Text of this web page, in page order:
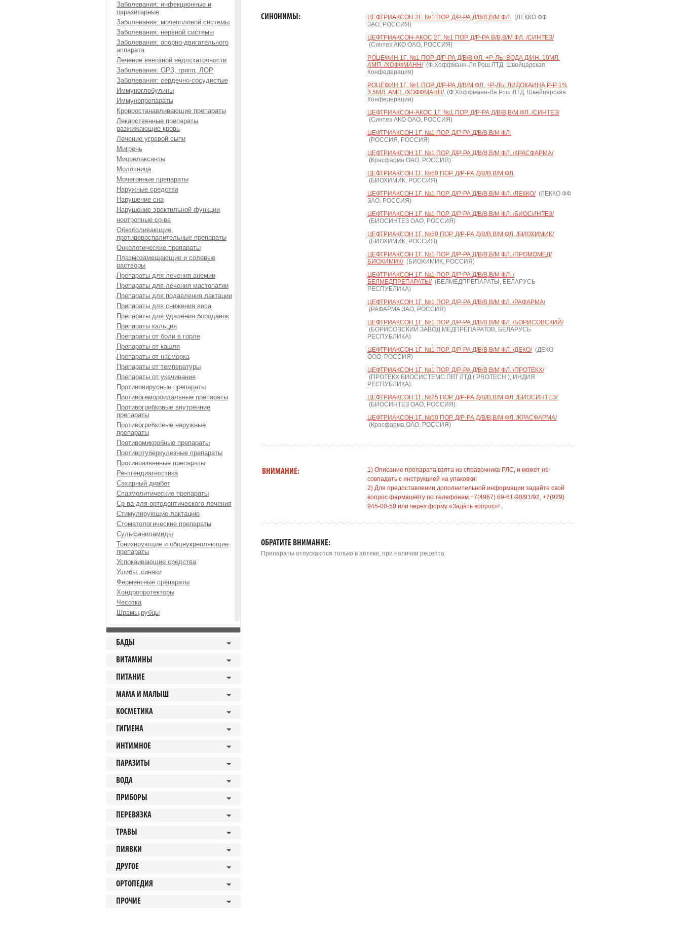
Заболевания: инфекционные и
паразитарные
Заболевания: мочеполовой системы
Заболевания: нервной системы
Заболевания: опорно-двигательного
аппарата
Лечение венозной недостаточности
Заболевания: ОРЗ, грипп, ЛОР
Заболевания: сердечно-сосудистые
Иммуноглобулины
Иммунопрепараты
Кровоостанавливающие препараты
Лекарственные препараты
разжижающие кровь
Лечение угревой сыпи
Мигрень
Миорелаксанты
Молочница
Мочегонные препараты
Наружные средства
Нарушение сна
Нарушение эректильной функции
ноотропные ср-ва
Обезболивающие,
противовоспалительные препараты
Онкологические препараты
Плазмозамещающие и солевые
растворы
Препараты для лечения анемии
Препараты для лечения мастопатии
Препараты для подавления лактации
Препараты для снижения веса
Препараты для удаления бородавок
Препараты кальция
Препараты от боли в горле
Препараты от кашля
Препараты от насморка
Препараты от температуры
Препараты от укачивания
Противовирусные препараты
Противогемороидальные препараты
Противогрибковые внутренние
препараты
Противогрибковые наружные
препараты
Противомикробные препараты
Противотуберкулезные препараты
Противоязвенные препараты
Рентгендиагностика
Сахарный диабет
Спазмолитические препараты
Ср-ва для ортодонтического лечения
Стимулирующие лактацию
Стоматологические препараты
Сульфаниламиды
Тонизирующие и общеукрепляющие
препараты
Успокаивающие средства
Ушибы, синяки
Ферментные препараты
Хондропротекторы
Чесотка
Шрамы,рубцы
БАДЫ
ВИТАМИНЫ
ПИТАНИЕ
МАМА И МАЛЫШ
КОСМЕТИКА
ГИГИЕНА
ИНТИМНОЕ
ПАРАЗИТЫ
ВОДА
ПРИБОРЫ
ПЕРЕВЯЗКА
ТРАВЫ
ПИЯВКИ
ДРУГОЕ
ОРТОПЕДИЯ
ПРОЧИЕ
СИНОНИМЫ: ЦЕФТРИАКСОН 2Г. №1 ПОР. Д/Р-РА Д/В/В,В/М ФЛ. (ЛЕККО ФФ
ЗАО, РОССИЯ)
ЦЕФТРИАКСОН-АКОС 2Г. №1 ПОР. Д/Р-РА В/В,В/М ФЛ. /СИНТЕЗ/
(Синтез АКО ОАО, РОССИЯ)
РОЦЕФИН 1Г. №1 ПОР. Д/Р-РА Д/В/В ФЛ. +Р-ЛЬ: ВОДА Д/ИН. 10МЛ.
АМП. /ХОФФМАНН/(Ф.Хоффманн-Ля Рош ЛТД, Швейцарская
Конфедерация)
РОЦЕФИН 1Г. №1 ПОР. Д/Р-РА Д/В/М ФЛ. +Р-ЛЬ: ЛИДОКАИНА Р-Р 1%
3,5МЛ. АМП. /ХОФФМАНН/(Ф.Хоффманн-Ля Рош ЛТД, Швейцарская
Конфедерация)
ЦЕФТРИАКСОН-АКОС 1Г. №1 ПОР. Д/Р-РА Д/В/В,В/М ФЛ. /СИНТЕЗ/
(Синтез АКО ОАО, РОССИЯ)
ЦЕФТРИАКСОН 1Г. №1 ПОР. Д/Р-РА Д/В/В,В/М ФЛ.
(РОССИЯ, РОССИЯ)
ЦЕФТРИАКСОН 1Г. №1 ПОР. Д/Р-РА Д/В/В,В/М ФЛ. /КРАСФАРМА/
(Красфарма ОАО, РОССИЯ)
ЦЕФТРИАКСОН 1Г. №50 ПОР. Д/Р-РА Д/В/В,В/М ФЛ.
(БИОХИМИК, РОССИЯ)
ЦЕФТРИАКСОН 1Г. №1 ПОР. Д/Р-РА Д/В/В,В/М ФЛ. /ЛЕККО/(ЛЕККО ФФ
ЗАО, РОССИЯ)
ЦЕФТРИАКСОН 1Г. №1 ПОР. Д/Р-РА Д/В/В,В/М ФЛ. /БИОСИНТЕЗ/
(БИОСИНТЕЗ ОАО, РОССИЯ)
ЦЕФТРИАКСОН 1Г. №50 ПОР. Д/Р-РА Д/В/В,В/М ФЛ. /БИОХИМИК/
(БИОХИМИК, РОССИЯ)
ЦЕФТРИАКСОН 1Г. №1 ПОР. Д/Р-РА Д/В/В,В/М ФЛ. /ПРОМОМЕД/
БИОХИМИК/(БИОХИМИК, РОССИЯ)
ЦЕФТРИАКСОН 1Г. №1 ПОР. Д/Р-РА Д/В/В,В/М ФЛ. /
БЕЛМЕДПРЕПАРАТЫ/(БЕЛМЕДПРЕПАРАТЫ, БЕЛАРУСЬ
РЕСПУБЛИКА)
ЦЕФТРИАКСОН 1Г. №1 ПОР. Д/Р-РА Д/В/В,В/М ФЛ. /РАФАРМА/
(РАФАРМА ЗАО, РОССИЯ)
ЦЕФТРИАКСОН 1Г. №1 ПОР. Д/Р-РА Д/В/В,В/М ФЛ. /БОРИСОВСКИЙ/
(БОРИСОВСКИЙ ЗАВОД МЕДПРЕПАРАТОВ, БЕЛАРУСЬ
РЕСПУБЛИКА)
ЦЕФТРИАКСОН 1Г. №1 ПОР. Д/Р-РА Д/В/В,В/М ФЛ. /ДЕКО/(ДЕКО
ООО, РОССИЯ)
ЦЕФТРИАКСОН 1Г. №1 ПОР. Д/Р-РА Д/В/В,В/М ФЛ. /ПРОТЕКХ/
(ПРОТЕКХ БИОСИСТЕМС ПВТ ЛТД ( PROTECH ), ИНДИЯ
РЕСПУБЛИКА)
ЦЕФТРИАКСОН 1Г. №25 ПОР. Д/Р-РА Д/В/В,В/М ФЛ. /БИОСИНТЕЗ/
(БИОСИНТЕЗ ОАО, РОССИЯ)
ЦЕФТРИАКСОН 1Г. №50 ПОР. Д/Р-РА Д/В/В,В/М ФЛ. /КРАСФАРМА/
(Красфарма ОАО, РОССИЯ)
ВНИМАНИЕ:
1) Описание препарата взята из справочника РЛС, и может не
совпадать с инструкцией на упаковки!
2) Для предоставлении дополнительной информации задайте свой
вопрос фармацевту по телефонам +7(4967) 69-61-90/91/92, +7(929)
945-00-50 или через форму «Задать вопрос»!
ОБРАТИТЕ ВНИМАНИЕ:
Препараты отпускаются только в аптеке, при наличии рецепта.